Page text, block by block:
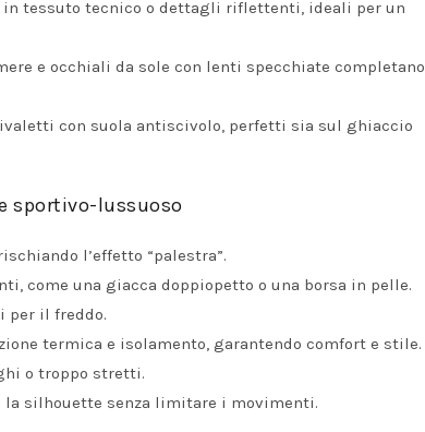
tessuto tecnico o dettagli riflettenti, ideali per un
e occhiali da sole con lenti specchiate completano
con suola antiscivolo, perfetti sia sul ghiaccio
sportivo-lussuoso
l’effetto “palestra”.
come una giacca doppiopetto o una borsa in pelle.
per il freddo.
termica e isolamento, garantendo comfort e stile.
o troppo stretti.
silhouette senza limitare i movimenti.